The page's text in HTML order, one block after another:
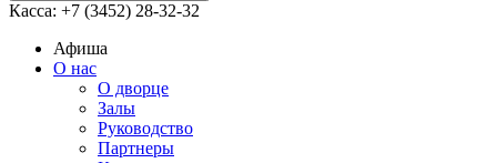
Касса: +7 (3452) 28-32-32
Афиша
О нас
О дворце
Залы
Руководство
Партнеры